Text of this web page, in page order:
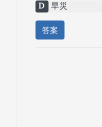
D 旱災
答案